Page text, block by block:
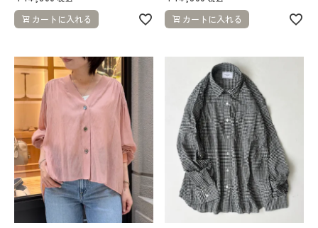
カートに入れる カートに入れる